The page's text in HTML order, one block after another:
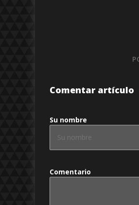
Comentar artículo
Su nombre
Comentario